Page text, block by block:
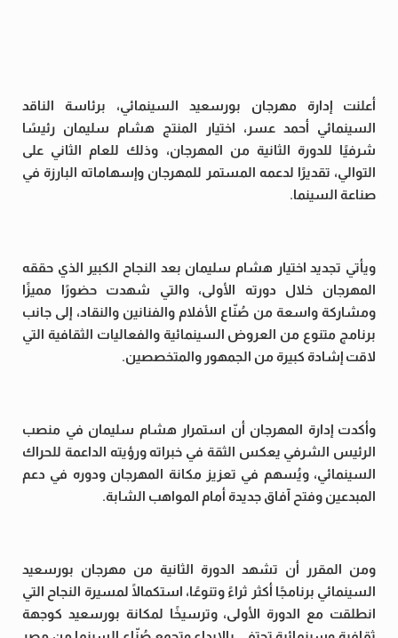
أعلنت إدارة مهرجان بورسعيد السينمائي، برئاسة الناقد
السينمائي أحمد عسر، اختيار المنتج هشام سليمان رئيسًا
شرفيًا للدورة الثانية من المهرجان، وذلك للعام الثاني على
التوالي، تقديرًا لدعمه المستمر للمهرجان وإسهاماته البارزة في
صناعة السينما.
ويأتي تجديد اختيار هشام سليمان بعد النجاح الكبير الذي حققه
المهرجان خلال دورته الأولى، والتي شهدت حضورًا مميزًا
ومشاركة واسعة من صُنّاع الأفلام والفنانين والنقاد، إلى جانب
برنامج متنوع من العروض السينمائية والفعاليات الثقافية التي
لاقت إشادة كبيرة من الجمهور والمتخصصين.
وأكدت إدارة المهرجان أن استمرار هشام سليمان في منصب
الرئيس الشرفي يعكس الثقة في خبراته ورؤيته الداعمة للحراك
السينمائي، ويُسهم في تعزيز مكانة المهرجان ودوره في دعم
المبدعين وفتح آفاق جديدة أمام المواهب الشابة.
ومن المقرر أن تشهد الدورة الثانية من مهرجان بورسعيد
السينمائي برنامجًا أكثر ثراءً وتنوعًا، استكمالًا لمسيرة النجاح التي
انطلقت مع الدورة الأولى، وترسيخًا لمكانة بورسعيد كوجهة